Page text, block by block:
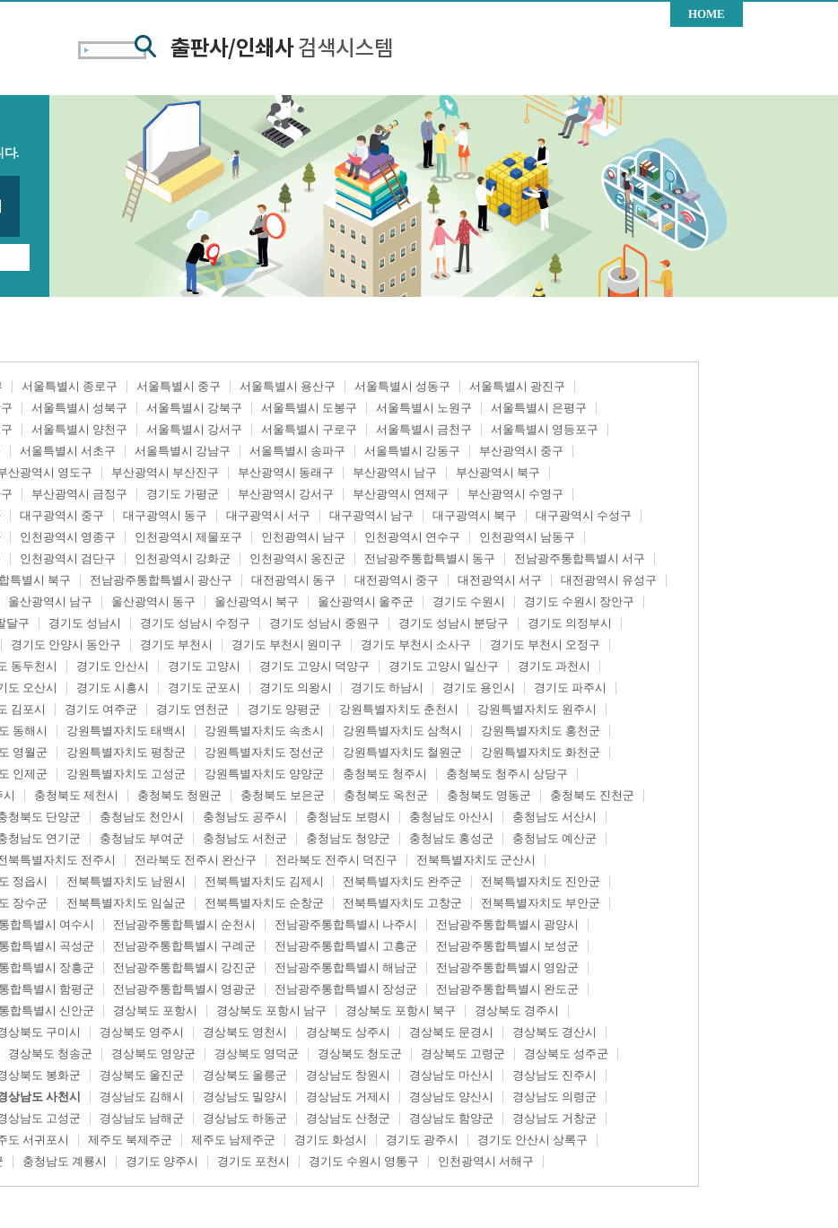
HOME
다.
서울특별시 종로구 서울특별시 중구 서울특별시 용산구 서울특별시 성동구
서울특별시 광진구
서울특별시 성북구 서울특별시 강북구 서울특별시 도봉구 서울특별시 노원구
서울특별시 은평구
서울특별시 양천구 서울특별시 강서구 서울특별시 구로구 서울특별시 금천구
서울특별시 영등포구
서울특별시 서초구 서울특별시 강남구 서울특별시 송파구 서울특별시 강동구
부산광역시 중구
산광역시 영도구 부산광역시 부산진구 부산광역시 동래구 부산광역시 남구
부산광역시 북구
부산광역시 금정구 경기도 가평군 부산광역시 강서구 부산광역시 연제구
부산광역시 수영구
대구광역시 중구 대구광역시 동구 대구광역시 서구 대구광역시 남구 대구광역시 북구
대구광역시 수성구
인천광역시 영종구 인천광역시 제물포구 인천광역시 남구 인천광역시 연수구
인천광역시 남동구
인천광역시 검단구 인천광역시 강화군 인천광역시 옹진군 전남광주통합특별시 동구
전남광주통합특별시 서구
특별시 북구 전남광주통합특별시 광산구 대전광역시 동구 대전광역시 중구 대전광역시 서구
대전광역시 유성구
울산광역시 남구 울산광역시 동구 울산광역시 북구 울산광역시 울주군 경기도 수원시
경기도 수원시 장안구
달구 경기도 성남시 경기도 성남시 수정구 경기도 성남시 중원구 경기도 성남시 분당구
경기도 의정부시
경기도 안양시 동안구 경기도 부천시 경기도 부천시 원미구 경기도 부천시 소사구
경기도 부천시 오정구
동두천시 경기도 안산시 경기도 고양시 경기도 고양시 덕양구 경기도 고양시 일산구
경기도 과천시
도 오산시 경기도 시흥시 경기도 군포시 경기도 의왕시 경기도 하남시 경기도 용인시
경기도 파주시
김포시 경기도 여주군 경기도 연천군 경기도 양평군 강원특별자치도 춘천시
강원특별자치도 원주시
동해시 강원특별자치도 태백시 강원특별자치도 속초시 강원특별자치도 삼척시
강원특별자치도 홍천군
영월군 강원특별자치도 평창군 강원특별자치도 정선군 강원특별자치도 철원군
강원특별자치도 화천군
인제군 강원특별자치도 고성군 강원특별자치도 양양군 충청북도 청주시
충청북도 청주시 상당구
시 충청북도 제천시 충청북도 청원군 충청북도 보은군 충청북도 옥천군 충청북도 영동군
충청북도 진천군
청북도 단양군 충청남도 천안시 충청남도 공주시 충청남도 보령시 충청남도 아산시
충청남도 서산시
청남도 연기군 충청남도 부여군 충청남도 서천군 충청남도 청양군 충청남도 홍성군
충청남도 예산군
북특별자치도 전주시 전라북도 전주시 완산구 전라북도 전주시 덕진구
전북특별자치도 군산시
정읍시 전북특별자치도 남원시 전북특별자치도 김제시 전북특별자치도 완주군
전북특별자치도 진안군
장수군 전북특별자치도 임실군 전북특별자치도 순창군 전북특별자치도 고창군
전북특별자치도 부안군
합특별시 여수시 전남광주통합특별시 순천시 전남광주통합특별시 나주시
전남광주통합특별시 광양시
합특별시 곡성군 전남광주통합특별시 구례군 전남광주통합특별시 고흥군
전남광주통합특별시 보성군
합특별시 장흥군 전남광주통합특별시 강진군 전남광주통합특별시 해남군
전남광주통합특별시 영암군
합특별시 함평군 전남광주통합특별시 영광군 전남광주통합특별시 장성군
전남광주통합특별시 완도군
합특별시 신안군 경상북도 포항시 경상북도 포항시 남구 경상북도 포항시 북구
경상북도 경주시
상북도 구미시 경상북도 영주시 경상북도 영천시 경상북도 상주시 경상북도 문경시
경상북도 경산시
경상북도 청송군 경상북도 영양군 경상북도 영덕군 경상북도 청도군 경상북도 고령군
경상북도 성주군
상북도 봉화군 경상북도 울진군 경상북도 울릉군 경상남도 창원시 경상남도 마산시
경상남도 진주시
상남도 사천시 경상남도 김해시 경상남도 밀양시 경상남도 거제시 경상남도 양산시
경상남도 의령군
상남도 고성군 경상남도 남해군 경상남도 하동군 경상남도 산청군 경상남도 함양군
경상남도 거창군
도 서귀포시 제주도 북제주군 제주도 남제주군 경기도 화성시 경기도 광주시
경기도 안산시 상록구
충청남도 계룡시 경기도 양주시 경기도 포천시 경기도 수원시 영통구 인천광역시 서해구